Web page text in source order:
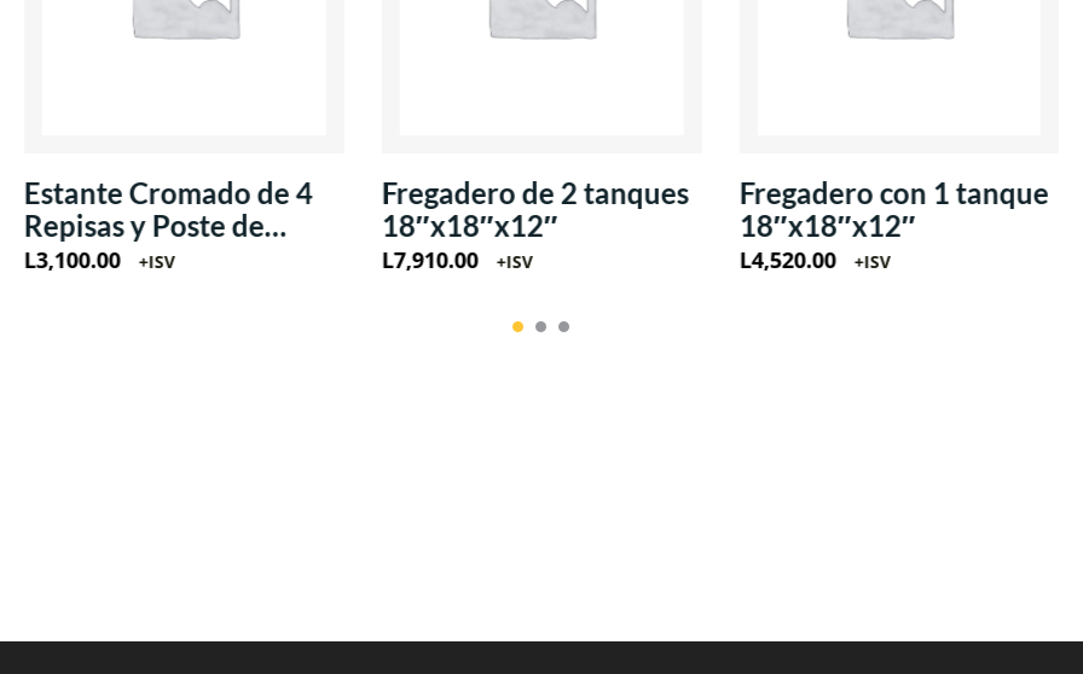
Estante Cromado de 4
Repisas y Poste de
18″x48″x71″
L3,100.00 +ISV
Fregadero de 2 tanques
18″x18″x12″
L7,910.00 +ISV
Fregadero con 1 tanque
18″x18″x12″
L4,520.00 +ISV